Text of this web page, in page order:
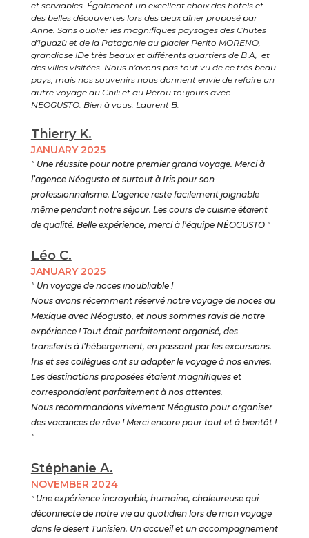
et serviables. Également un excellent choix des hôtels et
des belles découvertes lors des deux dîner proposé par
Anne. Sans oublier les magnifiques paysages des Chutes
d'Iguazù et de la Patagonie au glacier Perito MORENO,
grandiose !De très beaux et différents quartiers de B A, et
des villes visitées. Nous n'avons pas tout vu de ce très beau
pays, mais nos souvenirs nous donnent envie de refaire un
autre voyage au Chili et au Pérou toujours avec
NEOGUSTO. Bien à vous. Laurent B.
Thierry K.
JANUARY 2025
" Une réussite pour notre premier grand voyage. Merci à
l’agence Néogusto et surtout à Iris pour son
professionnalisme. L’agence reste facilement joignable
même pendant notre séjour. Les cours de cuisine étaient
de qualité. Belle expérience, merci à l’équipe NÉOGUSTO "
Léo C.
JANUARY 2025
" Un voyage de noces inoubliable !
Nous avons récemment réservé notre voyage de noces au
Mexique avec Néogusto, et nous sommes ravis de notre
expérience ! Tout était parfaitement organisé, des
transferts à l’hébergement, en passant par les excursions.
Iris et ses collègues ont su adapter le voyage à nos envies.
Les destinations proposées étaient magnifiques et
correspondaient parfaitement à nos attentes.
Nous recommandons vivement Néogusto pour organiser
des vacances de rêve ! Merci encore pour tout et à bientôt !
"
Stéphanie A.
NOVEMBER 2024
" Une expérience incroyable, humaine, chaleureuse qui
déconnecte de notre vie au quotidien lors de mon voyage
dans le desert Tunisien. Un accueil et un accompagnement